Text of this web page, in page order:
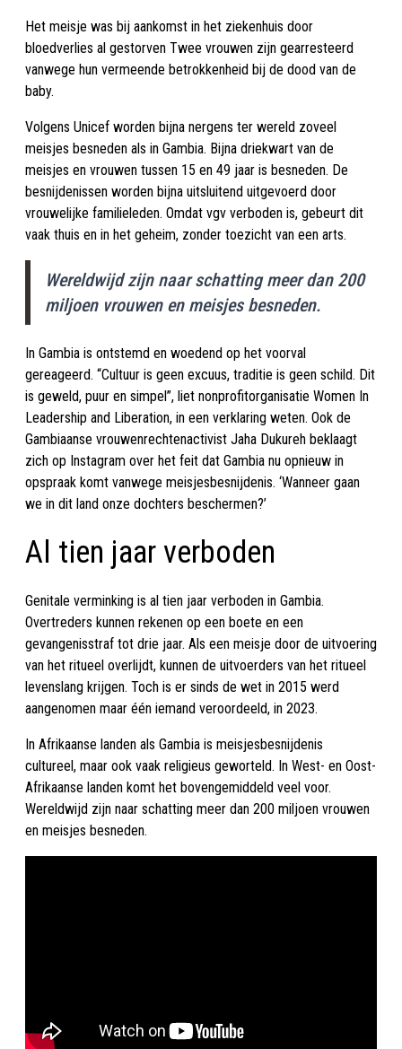
Het meisje was bij aankomst in het ziekenhuis door
bloedverlies al gestorven Twee vrouwen zijn gearresteerd
vanwege hun vermeende betrokkenheid bij de dood van de
baby.
Volgens Unicef worden bijna nergens ter wereld zoveel
meisjes besneden als in Gambia. Bijna driekwart van de
meisjes en vrouwen tussen 15 en 49 jaar is besneden. De
besnijdenissen worden bijna uitsluitend uitgevoerd door
vrouwelijke familieleden. Omdat vgv verboden is, gebeurt dit
vaak thuis en in het geheim, zonder toezicht van een arts.
Wereldwijd zijn naar schatting meer dan 200
miljoen vrouwen en meisjes besneden.
In Gambia is ontstemd en woedend op het voorval
gereageerd. “Cultuur is geen excuus, traditie is geen schild. Dit
is geweld, puur en simpel”, liet nonprofitorganisatie Women In
Leadership and Liberation, in een verklaring weten. Ook de
Gambiaanse vrouwenrechtenactivist Jaha Dukureh beklaagt
zich op Instagram over het feit dat Gambia nu opnieuw in
opspraak komt vanwege meisjesbesnijdenis. ‘Wanneer gaan
we in dit land onze dochters beschermen?’
Al tien jaar verboden
Genitale verminking is al tien jaar verboden in Gambia.
Overtreders kunnen rekenen op een boete en een
gevangenisstraf tot drie jaar. Als een meisje door de uitvoering
van het ritueel overlijdt, kunnen de uitvoerders van het ritueel
levenslang krijgen. Toch is er sinds de wet in 2015 werd
aangenomen maar één iemand veroordeeld, in 2023.
In Afrikaanse landen als Gambia is meisjesbesnijdenis
cultureel, maar ook vaak religieus geworteld. In West- en Oost-
Afrikaanse landen komt het bovengemiddeld veel voor.
Wereldwijd zijn naar schatting meer dan 200 miljoen vrouwen
en meisjes besneden.